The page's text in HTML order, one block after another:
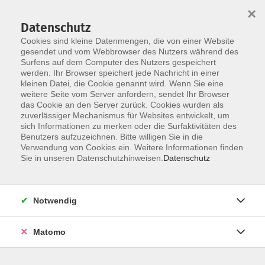
Skip to main content
You are here:
Service Downloads
Programmheft 2025/2026
Jahresbericht 2024
Anschrift
Datenschutz
Cookies sind kleine Datenmengen, die von einer Website
gesendet und vom Webbrowser des Nutzers während des
Surfens auf dem Computer des Nutzers gespeichert
werden. Ihr Browser speichert jede Nachricht in einer
kleinen Datei, die Cookie genannt wird. Wenn Sie eine
weitere Seite vom Server anfordern, sendet Ihr Browser
das Cookie an den Server zurück. Cookies wurden als
zuverlässiger Mechanismus für Websites entwickelt, um
sich Informationen zu merken oder die Surfaktivitäten des
Benutzers aufzuzeichnen. Bitte willigen Sie in die
Verwendung von Cookies ein. Weitere Informationen finden
Sie in unseren Datenschutzhinweisen. Datenschutz
×
Notwendig
Matomo